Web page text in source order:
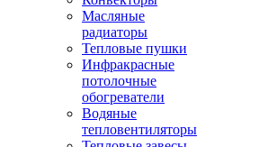
Масляные
радиаторы
Тепловые пушки
Инфракрасные
потолочные
обогреватели
Водяные
тепловентиляторы